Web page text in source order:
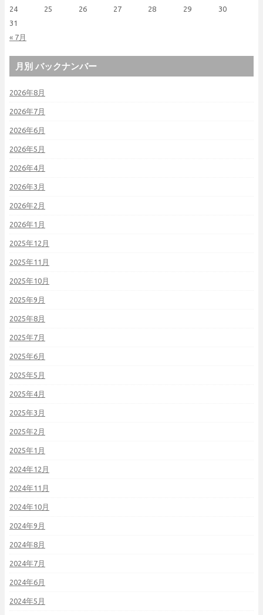
« 7月
24
25 26 27 28 29
30
31
月別 バックナンバー
2026年8月
2026年7月
2026年6月
2026年5月
2026年4月
2026年3月
2026年2月
2026年1月
2025年12月
2025年11月
2025年10月
2025年9月
2025年8月
2025年7月
2025年6月
2025年5月
2025年4月
2025年3月
2025年2月
2025年1月
2024年12月
2024年11月
2024年10月
2024年9月
2024年8月
2024年7月
2024年6月
2024年5月